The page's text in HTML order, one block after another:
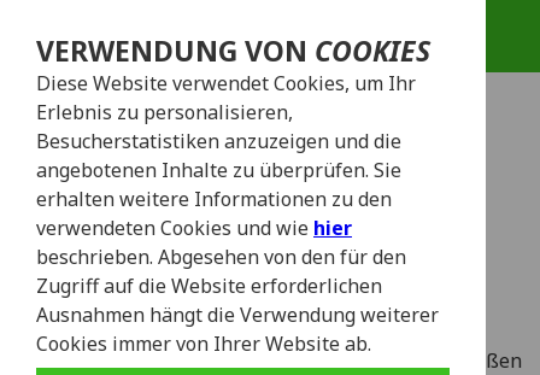
ÜBER UNS
Willkommen an Ihrem ultimativen Ziel, um die
charmante Stadt Lissabon auf zwei Rädern zu
entdecken!
Erleben Sie die Freiheit, durch die historischen Straßen
VERWENDUNG VON COOKIES
Diese Website verwendet Cookies, um Ihr
Erlebnis zu personalisieren,
Besucherstatistiken anzuzeigen und die
angebotenen Inhalte zu überprüfen. Sie
erhalten weitere Informationen zu den
verwendeten Cookies und wie hier
beschrieben. Abgesehen von den für den
Zugriff auf die Website erforderlichen
Ausnahmen hängt die Verwendung weiterer
Cookies immer von Ihrer Website ab.